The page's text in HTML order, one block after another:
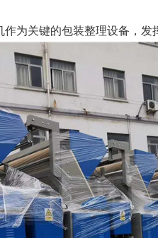
为关键的包装整理设备，发